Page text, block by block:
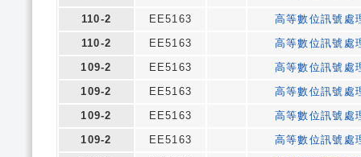
110-2
EE5163
高等數位訊號處
110-2
EE5163
高等數位訊號處
109-2
EE5163
高等數位訊號處
109-2
EE5163
高等數位訊號處
109-2
EE5163
高等數位訊號處
109-2
EE5163
高等數位訊號處